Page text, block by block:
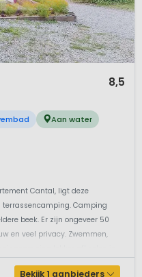
8,5
Aan water
Cantal, ligt deze
terrassencamping. Camping
beek. Er zijn ongeveer 50
en veel privacy. Zwemmen,
Bekijk 1 aanbieders